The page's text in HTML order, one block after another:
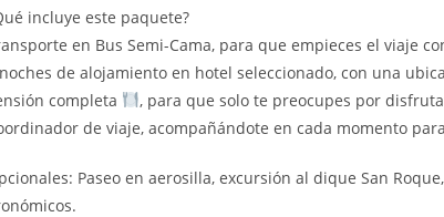
incluye este paquete?
en Bus Semi-Cama, para que empieces el viaje
de alojamiento en hotel seleccionado, con una
completa
, para que solo te preocupes por
de viaje, acompañándote en cada momento
Paseo en aerosilla, excursión al dique San